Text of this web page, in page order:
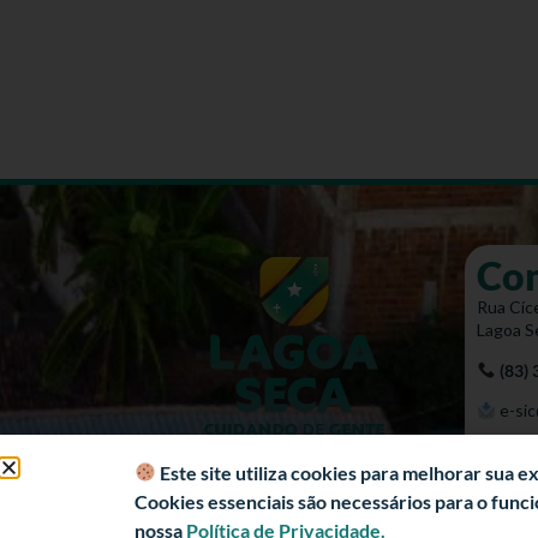
Rua
Lagoa
(83)
e-
Este site utiliza cookies para melhorar sua
Cookies essenciais são necessários para o
nossa Política de Privacidade.